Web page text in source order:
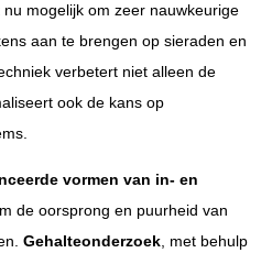
nu mogelijk om zeer nauwkeurige
aan te brengen op sieraden en
verbetert niet alleen de
ook de kans op
vormen van in- en
de oorsprong en puurheid van
Gehalteonderzoek , met behulp